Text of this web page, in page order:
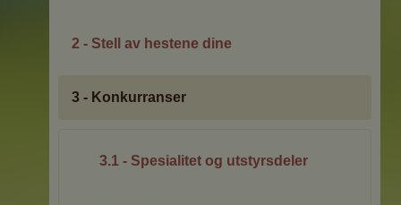
2 - Stell av hestene dine
3 - Konkurranser
3.1 - Spesialitet og utstyrsdeler